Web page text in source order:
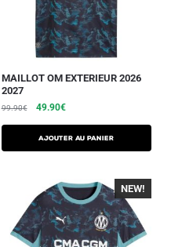
MAILLOT OM EXTERIEUR 2026
2027
99.90€ 49.90€
AJOUTER AU PANIER
-40%
NEW!